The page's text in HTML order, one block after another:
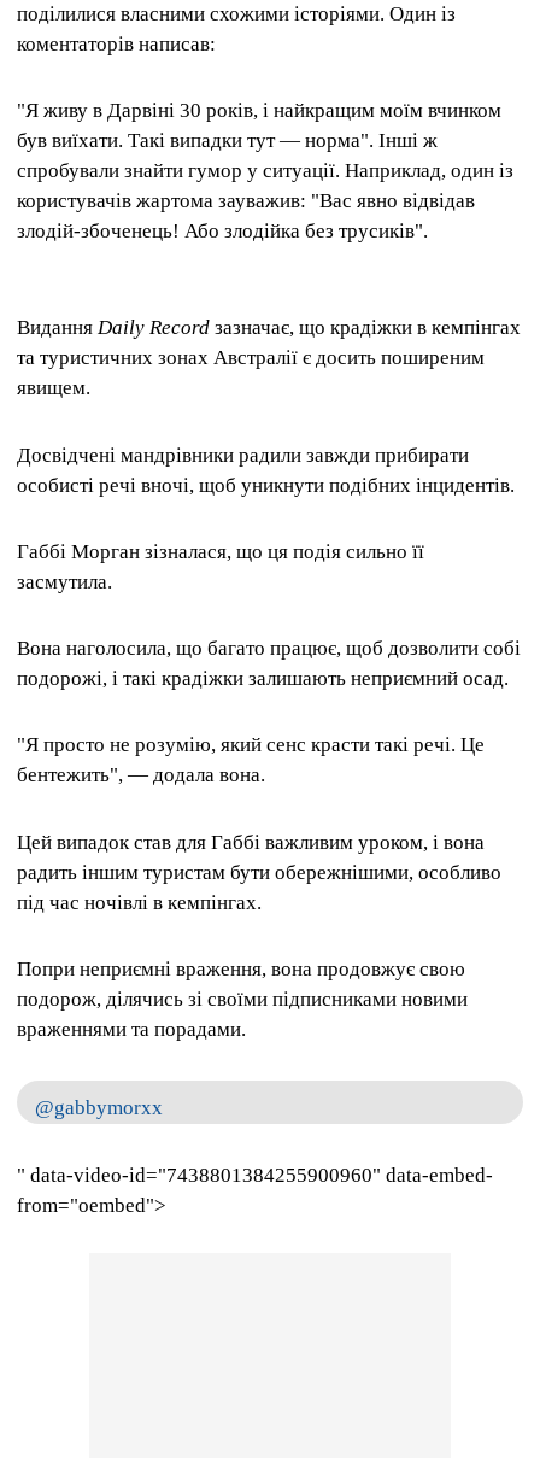
поділилися власними схожими історіями. Один із
коментаторів написав:
"Я живу в Дарвіні 30 років, і найкращим моїм вчинком
був виїхати. Такі випадки тут — норма". Інші ж
спробували знайти гумор у ситуації. Наприклад, один із
користувачів жартома зауважив: "Вас явно відвідав
злодій-збоченець! Або злодійка без трусиків".
Видання Daily Record зазначає, що крадіжки в кемпінгах
та туристичних зонах Австралії є досить поширеним
явищем.
Досвідчені мандрівники радили завжди прибирати
особисті речі вночі, щоб уникнути подібних інцидентів.
Габбі Морган зізналася, що ця подія сильно її
засмутила.
Вона наголосила, що багато працює, щоб дозволити собі
подорожі, і такі крадіжки залишають неприємний осад.
"Я просто не розумію, який сенс красти такі речі. Це
бентежить", — додала вона.
Цей випадок став для Габбі важливим уроком, і вона
радить іншим туристам бути обережнішими, особливо
під час ночівлі в кемпінгах.
Попри неприємні враження, вона продовжує свою
подорож, ділячись зі своїми підписниками новими
враженнями та порадами.
@gabbymorxx
" data-video-id="7438801384255900960" data-embed-
from="oembed">